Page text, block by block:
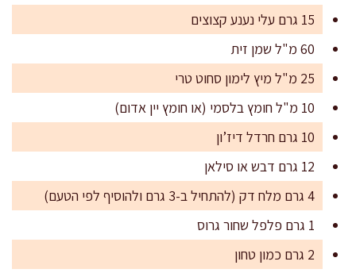
15 גרם עלי נענע קצוצים
60 מ"ל שמן זית
25 מ"ל מיץ לימון סחוט טרי
10 מ"ל חומץ בלסמי (או חומץ יין אדום)
10 גרם חרדל דיז’ון
12 גרם דבש או סילאן
4 גרם מלח דק (להתחיל ב-3 גרם ולהוסיף לפי הטעם)
1 גרם פלפל שחור גרוס
2 גרם כמון טחון